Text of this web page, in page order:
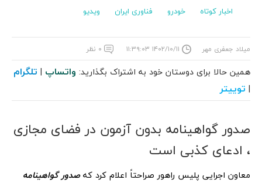
اخبار کوتاه خودرو فناوری ایران ویدیو
میلاد جعفری مهر ۱۴۰۲/۱۰/۱۱ ۱۱:۳۹:۰۳ ۰ نظر
همین حالا برای دوستان خود به اشتراک بگذارید: واتساپ | تلگرام
| توییتر
صدور گواهینامه بدون آزمون در فضای مجازی
، ادعای کذبی است
معاون اجرایی پلیس راهور صراحتاً اعلام کرد کهصدور گواهینامه